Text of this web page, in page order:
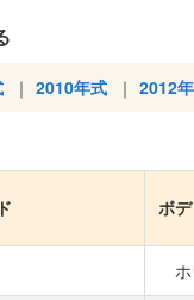
2010年式 2012
ボ